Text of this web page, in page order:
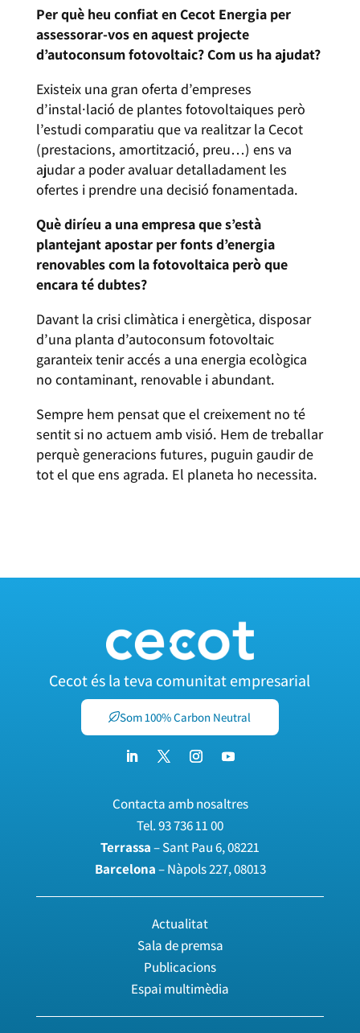
Per què heu confiat en Cecot Energia per
assessorar-vos en aquest projecte
d’autoconsum fotovoltaic? Com us ha ajudat?
Existeix una gran oferta d’empreses
d’instal·lació de plantes fotovoltaiques però
l’estudi comparatiu que va realitzar la Cecot
(prestacions, amortització, preu…) ens va
ajudar a poder avaluar detalladament les
ofertes i prendre una decisió fonamentada.
Què diríeu a una empresa que s’està
plantejant apostar per fonts d’energia
renovables com la fotovoltaica però que
encara té dubtes?
Davant la crisi climàtica i energètica, disposar
d’una planta d’autoconsum fotovoltaic
garanteix tenir accés a una energia ecològica
no contaminant, renovable i abundant.
Sempre hem pensat que el creixement no té
sentit si no actuem amb visió. Hem de treballar
perquè generacions futures, puguin gaudir de
tot el que ens agrada. El planeta ho necessita.
Cecot és la teva comunitat empresarial
Som 100% Carbon Neutral
Contacta amb nosaltres
Tel.93 736 11 00
Terrassa– Sant Pau 6, 08221
Barcelona– Nàpols 227, 08013
Actualitat
Sala de premsa
Publicacions
Espai multimèdia